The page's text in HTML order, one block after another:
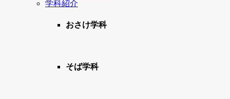
学科紹介
おさけ学科
そば学科